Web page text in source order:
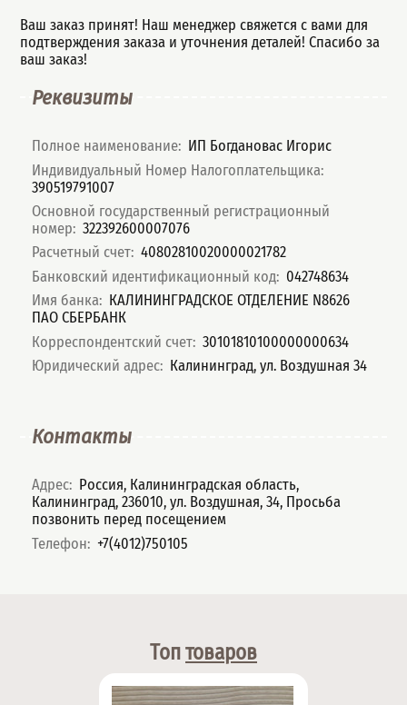
Ваш заказ принят! Наш менеджер свяжется с вами для
подтверждения заказа и уточнения деталей! Спасибо за
ваш заказ!
Реквизиты
Полное наименование: ИП Богдановас Игорис
Индивидуальный Номер Налогоплательщика:
390519791007
Основной государственный регистрационный
номер: 322392600007076
Расчетный счет: 40802810020000021782
Банковский идентификационный код: 042748634
Имя банка:
ПАО СБЕРБАНК
Корреспондентский счет: 30101810100000000634
Юридический адрес: Калининград, ул. Воздушная 34
Контакты
Адрес:
Калининград, 236010, ул. Воздушная, 34, Просьба
позвонить перед посещением
Телефон: +7(4012)750105
Топтоваров